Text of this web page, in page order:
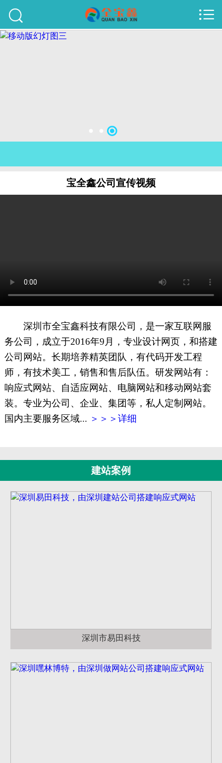
关于我们
联系我们
51La
XML地图


宝全鑫公司宣传视频
深圳市全宝鑫科技有限公司，是一家互联网服
务公司，成立于2016年9月，专业设计网页，和搭建
公司网站。长期培养精英团队，有代码开发工程
师，有技术美工，销售和售后队伍。研发网站有：
响应式网站、自适应网站、电脑网站和移动网站套
装。专业为公司、企业、集团等，私人定制网站。
国内主要服务区域... ＞＞＞详细
建站案例
深圳市易田科技